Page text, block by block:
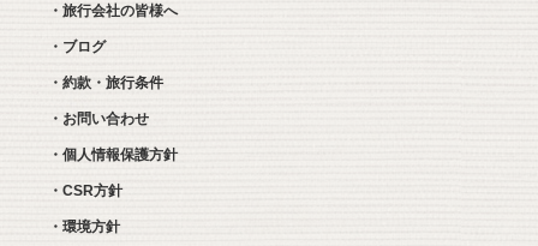
・旅行会社の皆様へ
・ブログ
・約款・旅行条件
・お問い合わせ
・個人情報保護方針
・CSR方針
・環境方針